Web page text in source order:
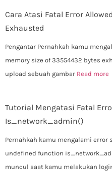
Cara Atasi Fatal Error
Exhausted
Pengantar Pernahkah kamu
memory size of 33554432 bytes
upload sebuah gambar Read more
Tutorial Mengatasi Fatal
Is_network_admin()
Pernahkah kamu mengalami error
undefined function
muncul saat kamu melakukan